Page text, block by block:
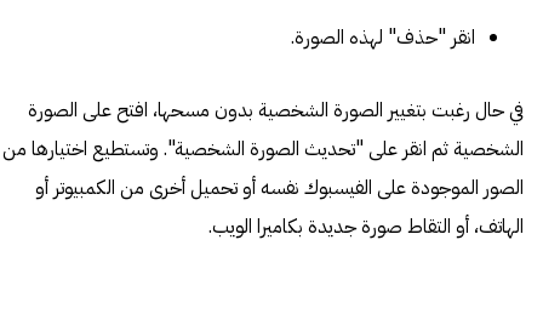
انقر "حذف" لهذه الصورة.
في حال رغبت بتغيير الصورة الشخصية بدون مسحها، افتح على الصورة
الشخصية ثم انقر على "تحديث الصورة الشخصية". وتستطيع اختيارها من
الصور الموجودة على الفيسبوك نفسه أو تحميل أخرى من الكمبيوتر أو
الهاتف، أو التقاط صورة جديدة بكاميرا الويب.